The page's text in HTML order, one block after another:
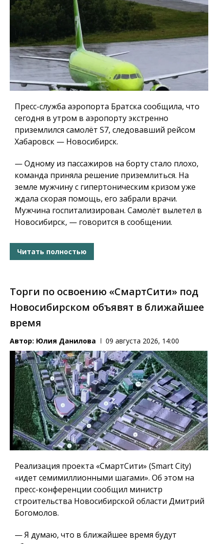
Пресс-служба аэропорта Братска сообщила, что
сегодня в утром в аэропорту экстренно
приземлился самолёт S7, следовавший рейсом
Хабаровск — Новосибирск.
— Одному из пассажиров на борту стало плохо,
команда приняла решение приземлиться. На
земле мужчину с гипертоническим кризом уже
ждала скорая помощь, его забрали врачи.
Мужчина госпитализирован. Самолёт вылетел в
Новосибирск, — говорится в сообщении.
Читать полностью
Торги по освоению «СмартСити» под
Новосибирском объявят в ближайшее
время
Автор: Юлия Данилова 09 августа 2026, 14:00
Реализация проекта «СмартСити» (Smart City)
«идет семимиллионными шагами». Об этом на
пресс-конференции сообщил министр
строительства Новосибирской области Дмитрий
Богомолов.
— Я думаю, что в ближайшее время будут